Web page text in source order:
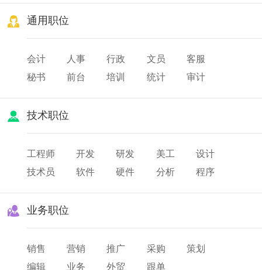
通用职位
会计 人事 行政 文员
客服
秘书
前台 培训 统计
审计
技术职位
工程师 开发 研发 美工
设计
技术员
软件 硬件 分析 程序
业务职位
销售 营销 推广 采购
策划
编辑
业务 外贸 跟单